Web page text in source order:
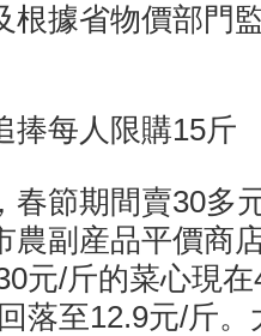
根據省物價部門
每人限購15斤
節期間賣30多
農副産品平價商
元/斤的菜心現
落至12.9元/斤